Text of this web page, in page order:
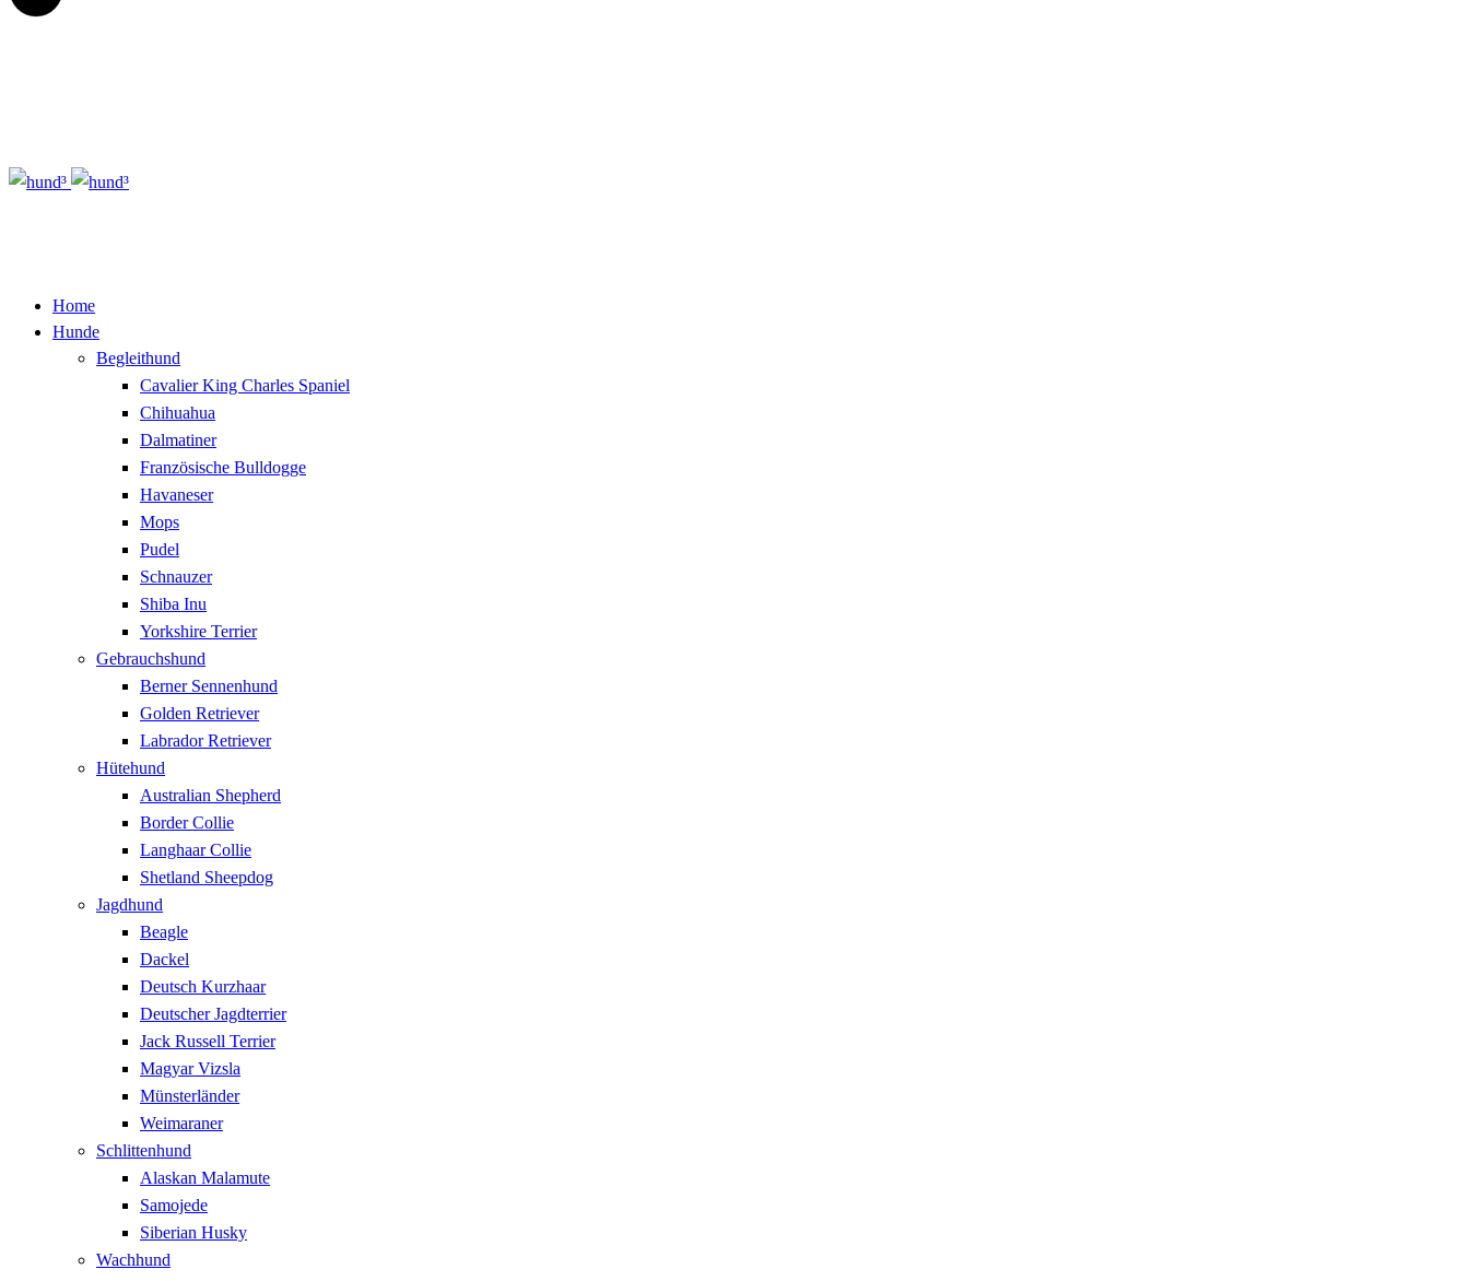
Home
Hunde
Begleithund
Cavalier King Charles Spaniel
Chihuahua
Dalmatiner
Französische Bulldogge
Havaneser
Mops
Pudel
Schnauzer
Shiba Inu
Yorkshire Terrier
Gebrauchshund
Berner Sennenhund
Golden Retriever
Labrador Retriever
Hütehund
Australian Shepherd
Border Collie
Langhaar Collie
Shetland Sheepdog
Jagdhund
Beagle
Dackel
Deutsch Kurzhaar
Deutscher Jagdterrier
Jack Russell Terrier
Magyar Vizsla
Münsterländer
Weimaraner
Schlittenhund
Alaskan Malamute
Samojede
Siberian Husky
Wachhund